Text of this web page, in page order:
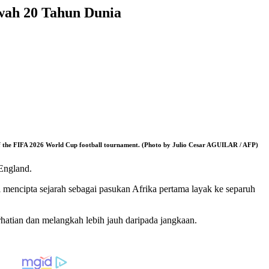
20 Tahun Dunia
FIFA 2026 World Cup football tournament. (Photo by Julio Cesar AGUILAR / AFP)
sejarah sebagai pasukan Afrika pertama layak ke separuh
dan melangkah lebih jauh daripada jangkaan.